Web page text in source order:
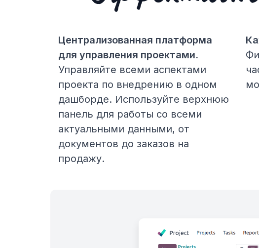
Централизованная платформа
для управления проектами.
Управляйте всеми аспектами
проекта по внедрению в одном
дашборде. Используйте верхнюю
панель для работы со всеми
актуальными данными, от
документов до заказов на
продажу.